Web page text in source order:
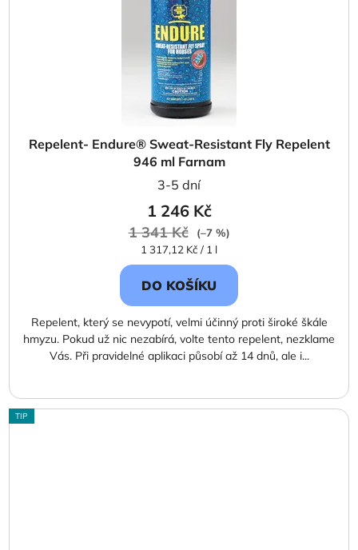
Repelent- Endure® Sweat-Resistant Fly Repelent
946 ml Farnam
3-5 dní
1 246 Kč
1 341 Kč
(–7 %)
Měrná
cena:
1 317,12 Kč / 1 l
DO KOŠÍKU
Repelent, který se nevypotí, velmi účinný proti široké škále
hmyzu. Pokud už nic nezabírá, volte tento repelent, nezklame
Vás. Při pravidelné aplikaci působí až 14 dnů, ale i...
TIP